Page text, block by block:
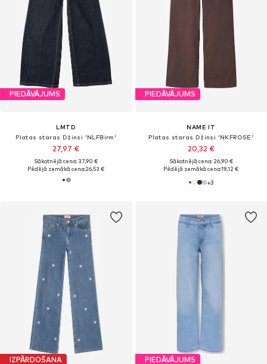
PIEDĀVĀJUMS
LMTD
Platas staras Džinsi 'NLFBirm'
27,97 €
Sākotnējā cena: 37,90 €
Pēdējā zemākā cena:26,53 €
PIEDĀVĀJUMS
NAME IT
Platas staras Džinsi 'NKFROSE'
20,32 €
Sākotnējā cena: 26,90 €
Pēdējā zemākā cena:19,12 €
+3
IZPĀRDOŠANA PIEDĀVĀJUMS